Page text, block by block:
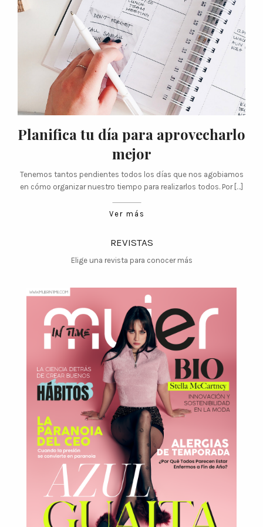
Planifica tu día para aprovecharlo
mejor
Tenemos tantos pendientes todos los días que nos agobiamos
en cómo organizar nuestro tiempo para realizarlos todos. Por […]
Ver más
REVISTAS
Elige una revista para conocer más